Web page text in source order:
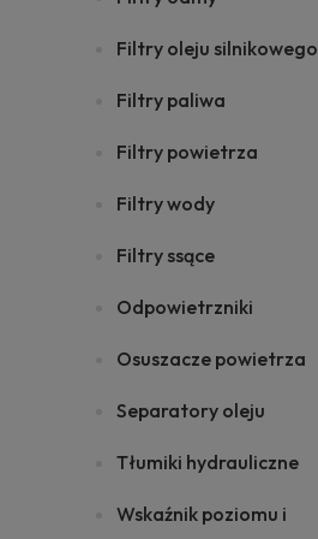
Filtry oleju silnikowego
Filtry paliwa
Filtry powietrza
Filtry wody
Filtry ssące
Odpowietrzniki
Osuszacze powietrza
Separatory oleju
Tłumiki hydrauliczne
Wskaźnik poziomu i